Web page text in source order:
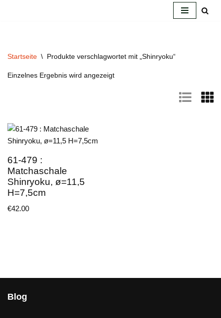
Startseite \ Produkte verschlagwortet mit „Shinryoku“
Einzelnes Ergebnis wird angezeigt
61-479 :
Matchaschale
Shinryoku, ø=11,5
H=7,5cm
€42.00
Blog